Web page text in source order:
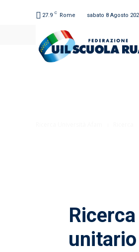
27.9 C Rome sabato 8 Agosto
unitario